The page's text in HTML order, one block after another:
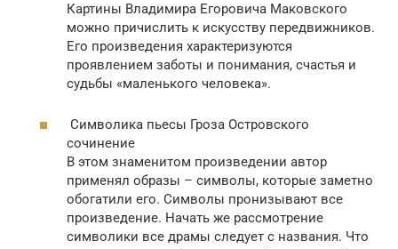
Картины Владимира Егоровича Маковского
можно причислить к искусству передвижников.
Его произведения характеризуются
проявлением заботы и понимания, счастья и
судьбы «маленького человека».
Символика пьесы Гроза Островского
сочинение
В этом знаменитом произведении автор
применял образы – символы, которые заметно
обогатили его. Символы пронизывают все
произведение. Начать же рассмотрение
символики все драмы следует с названия. Что